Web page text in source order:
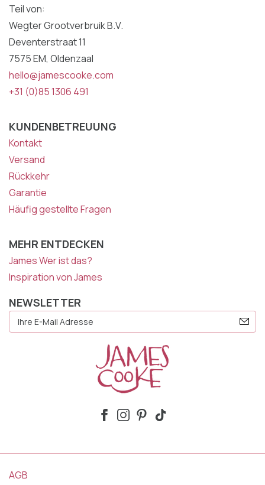
Teil von:
Wegter Grootverbruik B.V.
Deventerstraat 11
7575 EM, Oldenzaal
hello@jamescooke.com
+31 (0)85 1306 491
KUNDENBETREUUNG
Kontakt
Versand
Rückkehr
Garantie
Häufig gestellte Fragen
MEHR ENTDECKEN
James Wer ist das?
Inspiration von James
NEWSLETTER
Mail
AGB